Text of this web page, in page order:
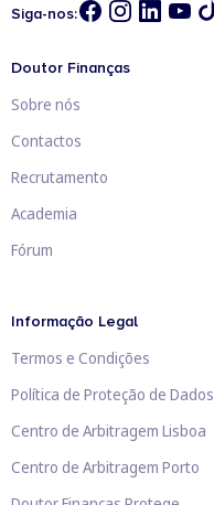
Siga-nos:
Doutor Finanças
Sobre nós
Contactos
Recrutamento
Academia
Fórum
Informação Legal
Termos e Condições
Política de Proteção de Dados
Centro de Arbitragem Lisboa
Centro de Arbitragem Porto